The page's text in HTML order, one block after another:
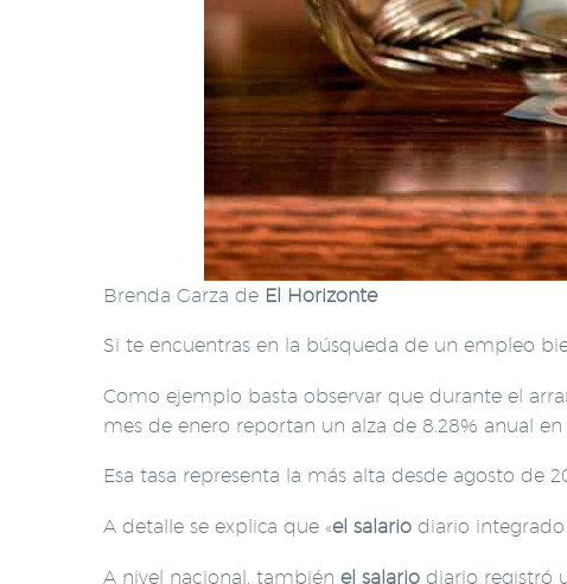
Brenda Garza de El Horizonte
Si te encuentras en la búsqueda de un empleo
Como ejemplo basta observar que durante el
mes de enero reportan un alza de 8.28% anual en
Esa tasa representa la más alta desde agosto de
A detalle se explica que «el salario diario integrado
A nivel nacional, también el salario diario registró